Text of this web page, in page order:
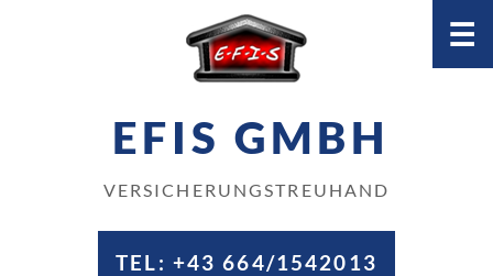
EFIS GMBH
VERSICHERUNGSTREUHAND
TEL: +43 664/1542013
☰